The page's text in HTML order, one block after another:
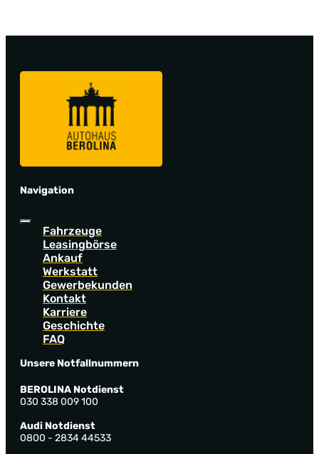
Navigation
Fahrzeuge
Leasingbörse
Ankauf
Werkstatt
Gewerbekunden
Kontakt
Karriere
Geschichte
FAQ
Unsere Notfallnummern
BEROLINA Notdienst
030 338 009 100
Audi Notdienst
0800 - 2834 44533